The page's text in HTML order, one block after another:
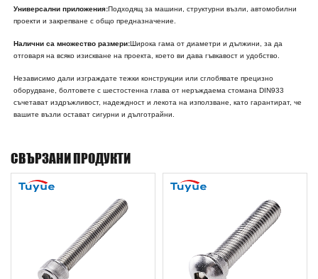
Универсални приложения:Подходящ за машини, структурни възли, автомобилни
проекти и закрепване с общо предназначение.
Налични са множество размери:Широка гама от диаметри и дължини, за да
отговаря на всяко изискване на проекта, което ви дава гъвкавост и удобство.
Независимо дали изграждате тежки конструкции или сглобявате прецизно
оборудване, болтовете с шестостенна глава от неръждаема стомана DIN933
съчетават издръжливост, надеждност и лекота на използване, като гарантират, че
вашите възли остават сигурни и дълготрайни.
СВЪРЗАНИ ПРОДУКТИ